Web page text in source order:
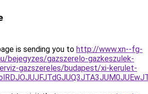
is sending you to http://www.xn--fg-
bejegyzes/gazszerelo-gazkeszulek-
gazszereles/budapest/xi-kerulet-